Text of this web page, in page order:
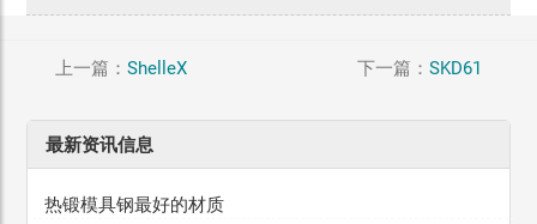
上一篇： ShelleX 下一篇：SKD61
最新资讯信息
热锻模具钢最好的材质